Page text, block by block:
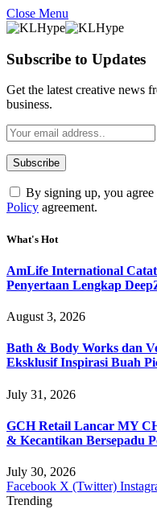
Close Menu
Subscribe to Updates
Get the latest creative news
business.
By signing up, you
Policy agreement.
What's Hot
AmLife International
Penyertaan Lengkap
August 3, 2026
Bath & Body Works dan
Eksklusif Inspirasi Buah
July 31, 2026
GCH Retail Lancar MY
& Kecantikan Bersepadu
July 30, 2026
Facebook X (Twitter)
Trending